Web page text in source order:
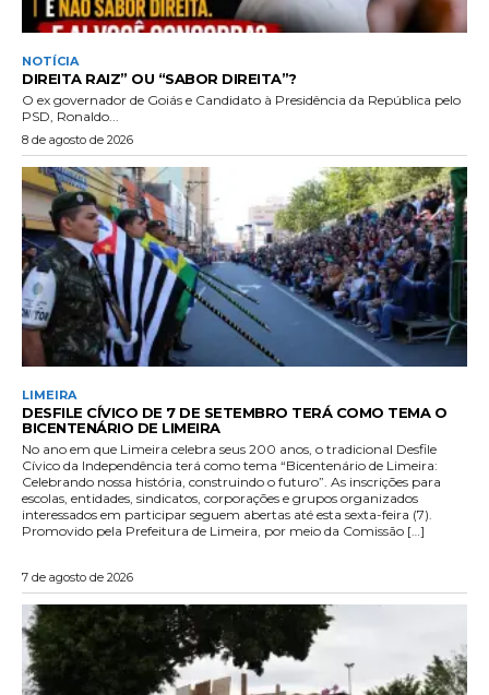
NOTÍCIA
DIREITA RAIZ” OU “SABOR DIREITA”?
O ex governador de Goiás e Candidato à Presidência da República pelo
PSD, Ronaldo...
8 de agosto de 2026
LIMEIRA
DESFILE CÍVICO DE 7 DE SETEMBRO TERÁ COMO TEMA O
BICENTENÁRIO DE LIMEIRA
No ano em que Limeira celebra seus 200 anos, o tradicional Desfile
Cívico da Independência terá como tema “Bicentenário de Limeira:
Celebrando nossa história, construindo o futuro”. As inscrições para
escolas, entidades, sindicatos, corporações e grupos organizados
interessados em participar seguem abertas até esta sexta-feira (7).
Promovido pela Prefeitura de Limeira, por meio da Comissão […]
7 de agosto de 2026